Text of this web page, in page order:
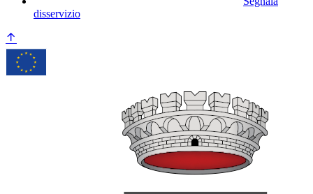
disservizio